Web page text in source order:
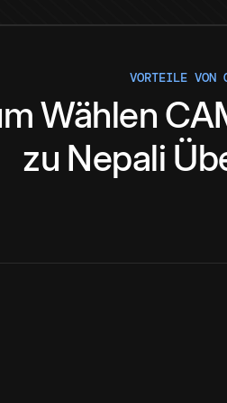
VORTEILE VON
Wählen
zu Nepali